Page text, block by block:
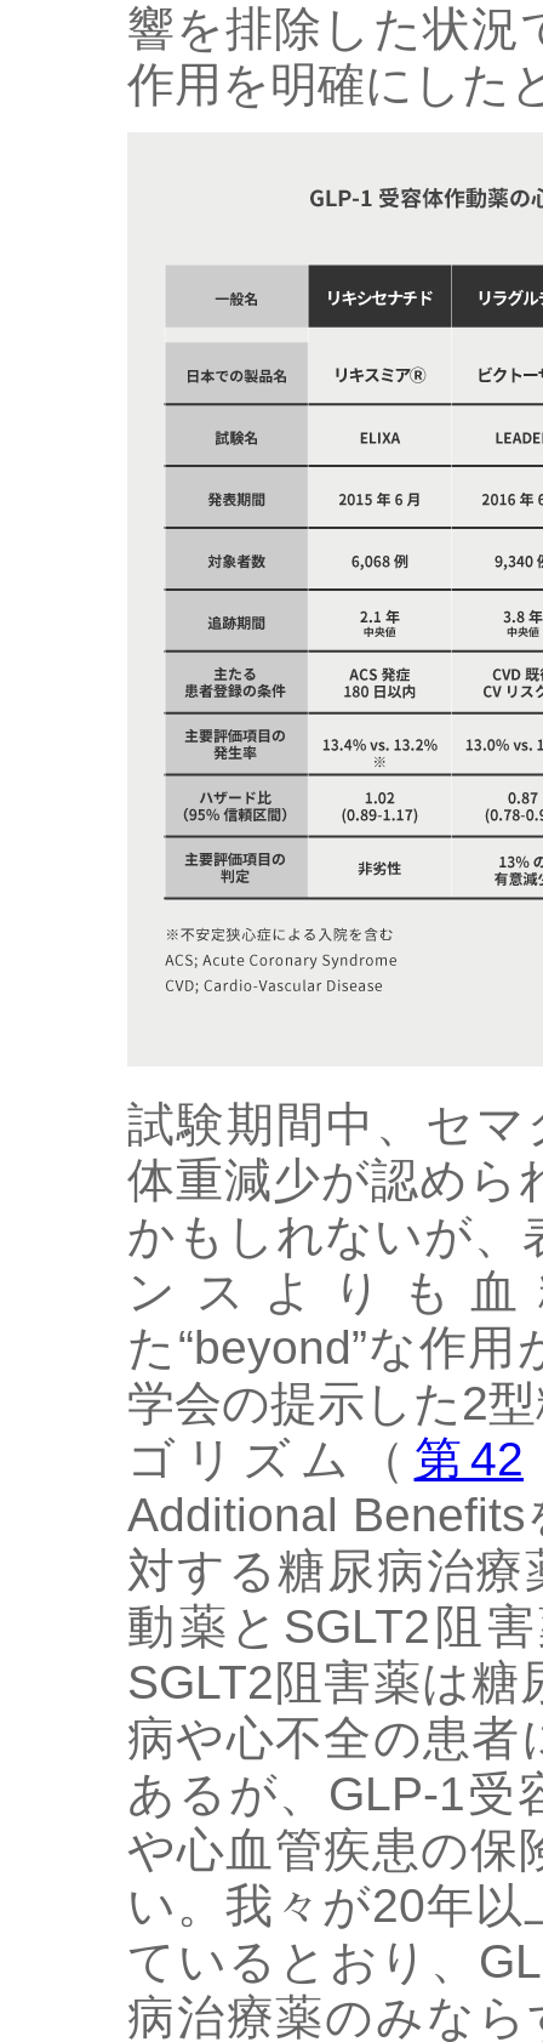
響を排除した状況
作用を明確にした
試験期間中、セ
体重減少が認めら
かもしれないが、
ンスよりも
た“beyond”な作
学会の提示した2
ゴリズム（ 第42
Additional
対する糖尿病治療
動薬とSGLT2阻
SGLT2阻害薬は
病や心不全の患者
あるが、GLP-1受
や心血管疾患の保
い。我々が20年
ているとおり、
病治療薬のみなら